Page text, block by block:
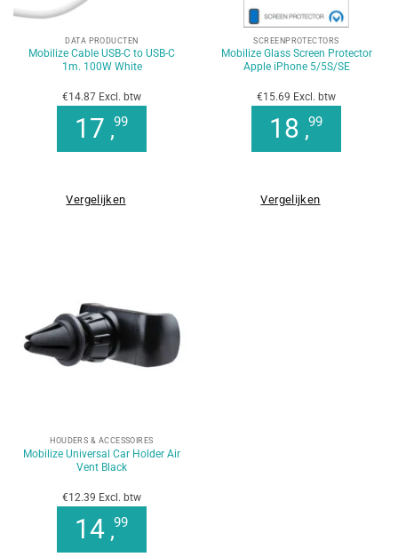
DATA PRODUCTEN
Mobilize Cable USB-C to USB-C
1m. 100W White
€14.87 Excl. btw
17 ,99
Vergelijken
SCREENPROTECTORS
Mobilize Glass Screen Protector
Apple iPhone 5/5S/SE
€15.69 Excl. btw
18 ,99
Vergelijken
HOUDERS & ACCESSOIRES
Mobilize Universal Car Holder Air
Vent Black
€12.39 Excl. btw
14 ,99